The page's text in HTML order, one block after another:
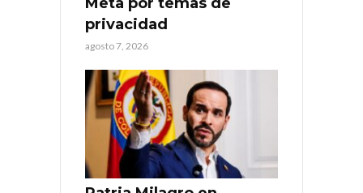
privacidad
agosto 7, 2026